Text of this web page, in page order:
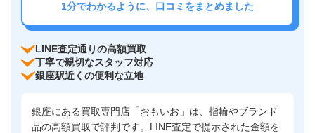
1分でわかるように、口コミをまとめました
LINE査定通りの高額買取
丁寧で親切なスタッフ対応
銀座駅近くの便利な立地
銀座にある買取専門店「おもいお」は、指輪やブランド
品の高額買取で評判です。LINE査定で提示された金額を